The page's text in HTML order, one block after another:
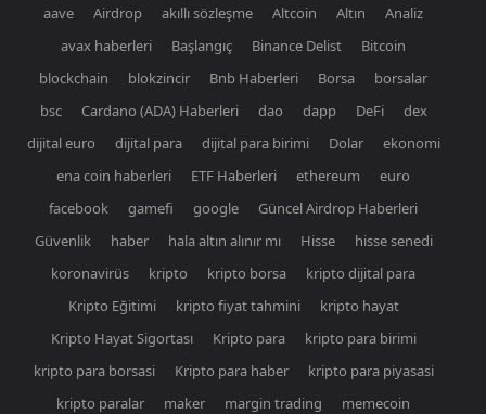
aave Airdrop akıllı sözleşme Altcoin Altın
Analiz
avax haberleri
Başlangıç Binance Delist
Bitcoin
blockchain
blokzincir Bnb Haberleri Borsa
borsalar
bsc
Cardano (ADA) Haberleri dao dapp DeFi
dex
dijital euro
dijital para dijital para birimi Dolar
ekonomi
ena coin haberleri
ETF Haberleri ethereum
euro
facebook
gamefi google
Güncel Airdrop Haberleri
Güvenlik
haber hala altın alınır mı Hisse
hisse senedi
koronavirüs
kripto kripto borsa
kripto dijital para
Kripto Eğitimi
kripto fiyat tahmini
kripto hayat
Kripto Hayat Sigortası
Kripto para
kripto para birimi
kripto para borsasi
Kripto para haber
kripto para piyasasi
kripto paralar
maker margin trading
memecoin